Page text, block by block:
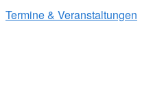
Termine & Veranstaltungen